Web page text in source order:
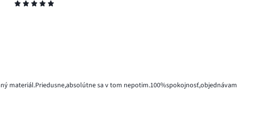
materiál.Priedusne,absolútne sa v tom nepotim.100%spokojnosť,objednávam